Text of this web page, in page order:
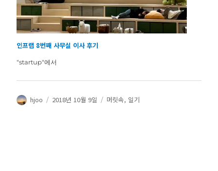
인프랩 8번째 사무실 이사 후기
"startup"에서
글
hjoo
작
2018년 10월 9일
카
머릿속, 일기